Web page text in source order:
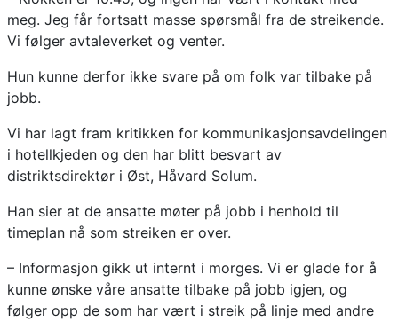
meg. Jeg får fortsatt masse spørsmål fra de streikende.
Vi følger avtaleverket og venter.
Hun kunne derfor ikke svare på om folk var tilbake på
jobb.
Vi har lagt fram kritikken for kommunikasjonsavdelingen
i hotellkjeden og den har blitt besvart av
distriktsdirektør i Øst, Håvard Solum.
Han sier at de ansatte møter på jobb i henhold til
timeplan nå som streiken er over.
– Informasjon gikk ut internt i morges. Vi er glade for å
kunne ønske våre ansatte tilbake på jobb igjen, og
følger opp de som har vært i streik på linje med andre